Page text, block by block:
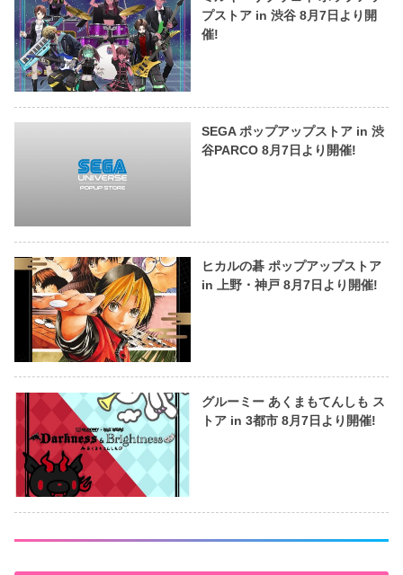
プストア in 渋谷 8月7日より開
催!
SEGA ポップアップストア in 渋
谷PARCO 8月7日より開催!
ヒカルの碁 ポップアップストア
in 上野・神戸 8月7日より開催!
グルーミー あくまもてんしも ス
トア in 3都市 8月7日より開催!